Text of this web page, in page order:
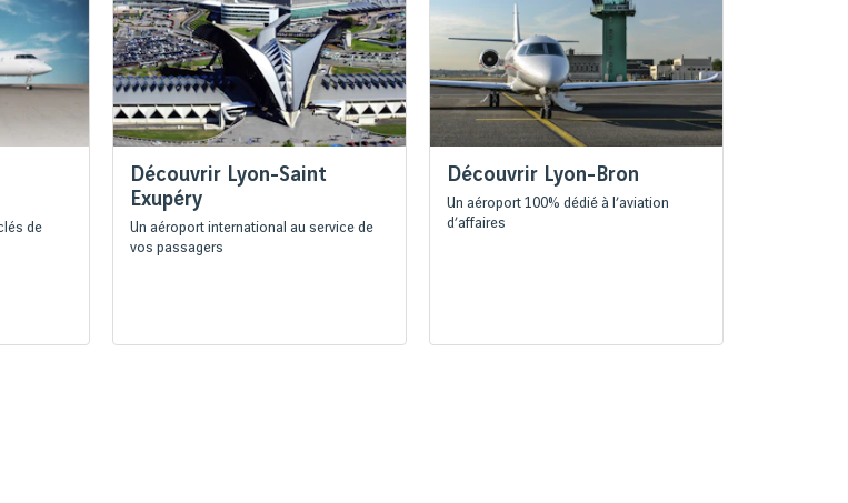
de
Découvrir Lyon-Saint
Exupéry
Un aéroport international au service de
vos passagers
Découvrir Lyon-Bron
Un aéroport 100% dédié à l’aviation
d’affaires